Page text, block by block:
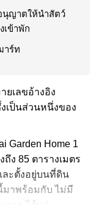
นุญาตให้นำสัตว์
เข้าพัก
าร์ท
ยเลขอ้างอิง
เป็นส่วนหนึ่งของ
Garden Home 1
ง 85 ตารางเมตร
ละตั้งอยู่บนที่ดิน
มาพร้อมกับ ไม่มี
ดวก ได้แก่ ,